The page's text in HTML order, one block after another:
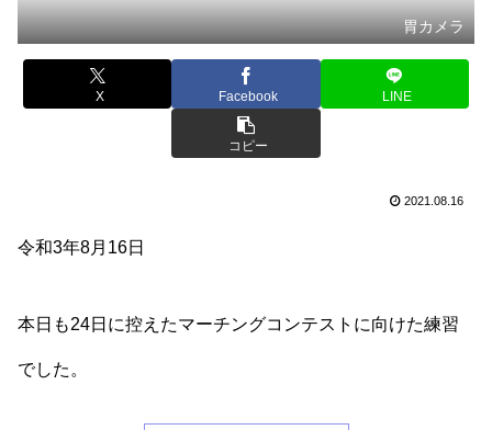
胃カメラ
X Facebook LINE
コピー
2021.08.16
令和3年8月16日
本日も24日に控えたマーチングコンテストに向けた練習
でした。